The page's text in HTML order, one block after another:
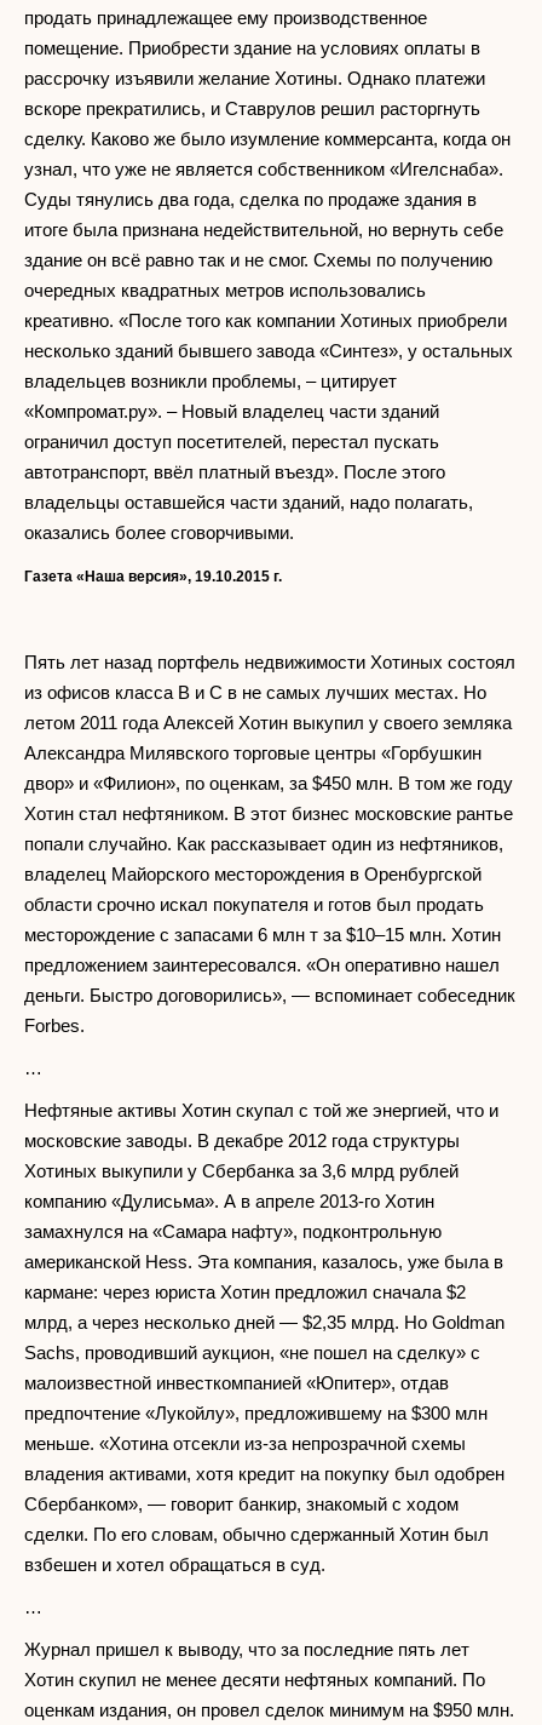
продать принадлежащее ему производственное
помещение. Приобрести здание на условиях оплаты в
рассрочку изъявили желание Хотины. Однако платежи
вскоре прекратились, и Ставрулов решил расторгнуть
сделку. Каково же было изумление коммерсанта, когда он
узнал, что уже не является собственником «Игелснаба».
Суды тянулись два года, сделка по продаже здания в
итоге была признана недействительной, но вернуть себе
здание он всё равно так и не смог. Схемы по получению
очередных квадратных метров использовались
креативно. «После того как компании Хотиных приобрели
несколько зданий бывшего завода «Синтез», у остальных
владельцев возникли проблемы, – цитирует
«Компромат.ру». – Новый владелец части зданий
ограничил доступ посетителей, перестал пускать
автотранспорт, ввёл платный въезд». После этого
владельцы оставшейся части зданий, надо полагать,
оказались более сговорчивыми.
Газета «Наша версия», 19.10.2015 г.
Пять лет назад портфель недвижимости Хотиных состоял
из офисов класса В и С в не самых лучших местах. Но
летом 2011 года Алексей Хотин выкупил у своего земляка
Александра Милявского торговые центры «Горбушкин
двор» и «Филион», по оценкам, за $450 млн. В том же году
Хотин стал нефтяником. В этот бизнес московские рантье
попали случайно. Как рассказывает один из нефтяников,
владелец Майорского месторождения в Оренбургской
области срочно искал покупателя и готов был продать
месторождение с запасами 6 млн т за $10–15 млн. Хотин
предложением заинтересовался. «Он оперативно нашел
деньги. Быстро договорились», — вспоминает собеседник
Forbes.
…
Нефтяные активы Хотин скупал с той же энергией, что и
московские заводы. В декабре 2012 года структуры
Хотиных выкупили у Сбербанка за 3,6 млрд рублей
компанию «Дулисьма». А в апреле 2013-го Хотин
замахнулся на «Самара нафту», подконтрольную
американской Hess. Эта компания, казалось, уже была в
кармане: через юриста Хотин предложил сначала $2
млрд, а через несколько дней — $2,35 млрд. Но Goldman
Sachs, проводивший аукцион, «не пошел на сделку» с
малоизвестной инвесткомпанией «Юпитер», отдав
предпочтение «Лукойлу», предложившему на $300 млн
меньше. «Хотина отсекли из-за непрозрачной схемы
владения активами, хотя кредит на покупку был одобрен
Сбербанком», — говорит банкир, знакомый с ходом
сделки. По его словам, обычно сдержанный Хотин был
взбешен и хотел обращаться в суд.
…
Журнал пришел к выводу, что за последние пять лет
Хотин скупил не менее десяти нефтяных компаний. По
оценкам издания, он провел сделок минимум на $950 млн.